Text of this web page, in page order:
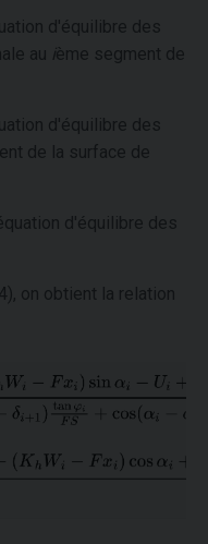
d'équilibre des
au ième segment de
d'équilibre des
de la surface de
d'équilibre des
on obtient la relation